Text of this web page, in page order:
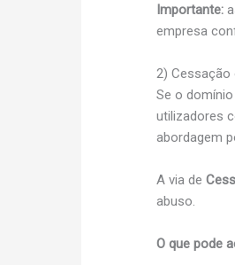
Importante:
empresa
2) Cessação
Se o
utilizadores
abordagem
A via de
abuso.
O que pode